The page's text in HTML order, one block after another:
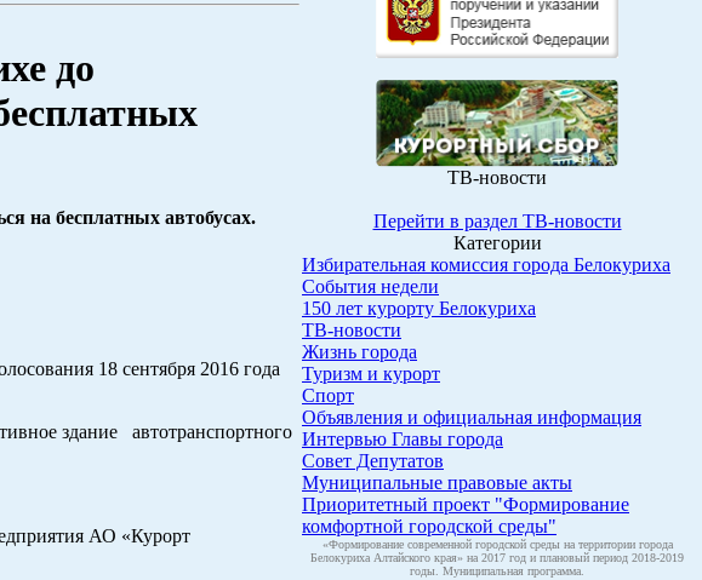
до
на бесплатных автобусах.
18 сентября 2016 года
здание автотранспортного
АО «Курорт
ТВ-новости
Перейти в раздел ТВ-новости
Категории
Избирательная комиссия города Белокуриха
События недели
150 лет курорту Белокуриха
ТВ-новости
Жизнь города
Туризм и курорт
Спорт
Объявления и официальная информация
Интервью Главы города
Совет Депутатов
Муниципальные правовые акты
Приоритетный проект "Формирование
комфортной городской среды"
«Формирование современной городской среды на территории города
Белокуриха Алтайского края» на 2017 год и плановый период 2018-2019
годы. Муниципальная программа.